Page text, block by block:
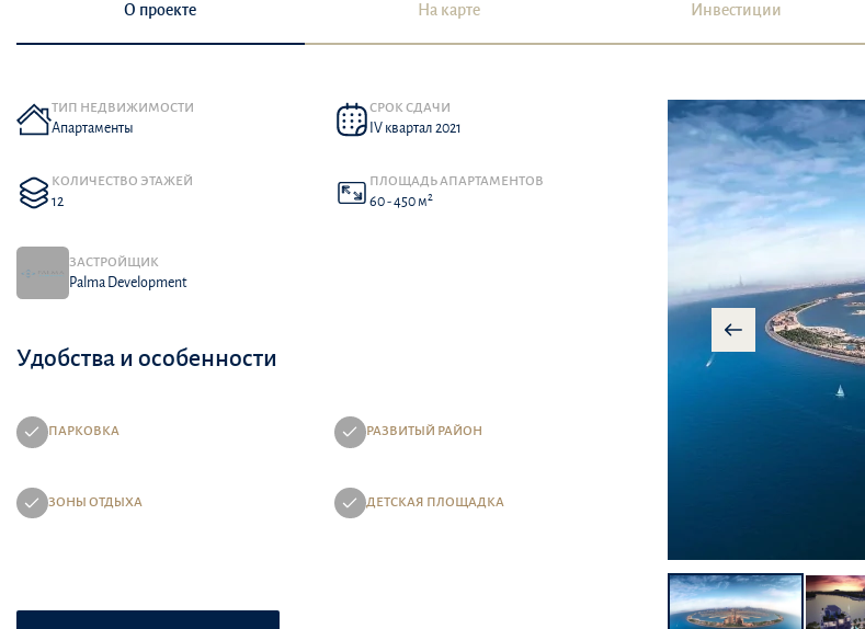
О проекте На карте Инвестиции
ТИП НЕДВИЖИМОСТИ
Апартаменты
СРОК СДАЧИ
IV квартал 2021
КОЛИЧЕСТВО ЭТАЖЕЙ
12
ПЛОЩАДЬ АПАРТАМЕНТОВ
60 - 450 м2
ЗАСТРОЙЩИК
Palma Development
Удобства и особенности
ПАРКОВКА РАЗВИТЫЙ РАЙОН
ЗОНЫ ОТДЫХА ДЕТСКАЯ ПЛОЩАДКА